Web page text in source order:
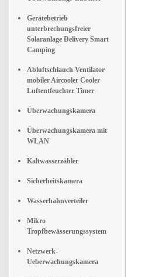
Gerätebetrieb
unterbrechungsfreier
Solaranlage Delivery Smart
Camping
Abluftschlauch Ventilator
mobiler Aircooler Cooler
Luftentfeuchter Timer
Überwachungskamera
Überwachungskamera mit
WLAN
Kaltwasserzähler
Sicherheitskamera
Wasserhahnverteiler
Mikro
Tropfbewässerungssystem
Netzwerk-
Ueberwachungskamera